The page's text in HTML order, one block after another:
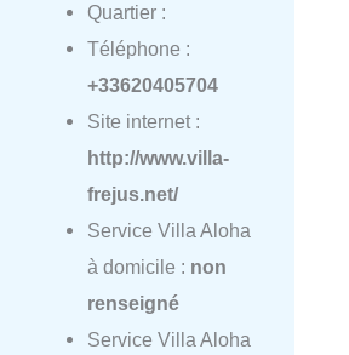
Quartier :
Téléphone :
+33620405704
Site internet :
http://www.villa-
frejus.net/
Service Villa Aloha
à domicile : non
renseigné
Service Villa Aloha